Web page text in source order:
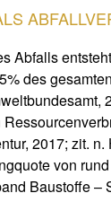
Abfalls
des
2017; zit. n.
von
Baustoffe –